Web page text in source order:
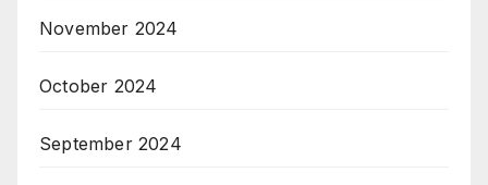
November 2024
October 2024
September 2024